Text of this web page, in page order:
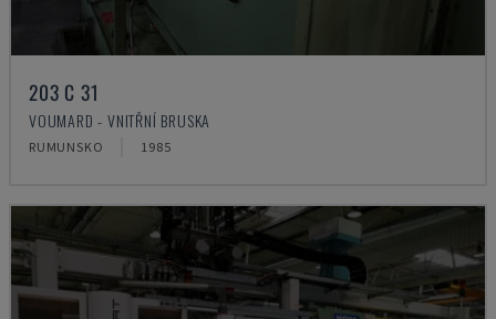
203 C 31
VOUMARD - VNITŘNÍ BRUSKA
RUMUNSKO 1985